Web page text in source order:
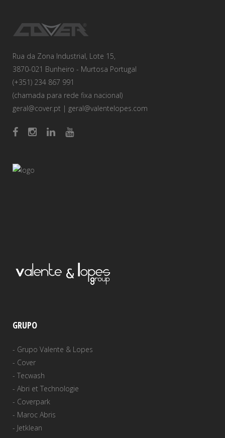
Rua da Zona Industrial, Lote 15,
3870-021 Bunheiro - Murtosa Portugal
(+351) 234 867 991
(chamada para rede fixa nacional)
geral@cover.pt | geral@valentelopes.com
GRUPO
- Grupo Valente & Lopes
- Cover
- Tecwash
- Abri et Technologie
- Coverpark
- Maroc Abris
- Jetklean